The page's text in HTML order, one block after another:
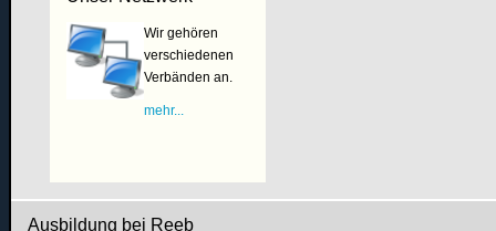
Wir gehören
verschiedenen
Verbänden an.
mehr...
Ausbildung bei Reeb